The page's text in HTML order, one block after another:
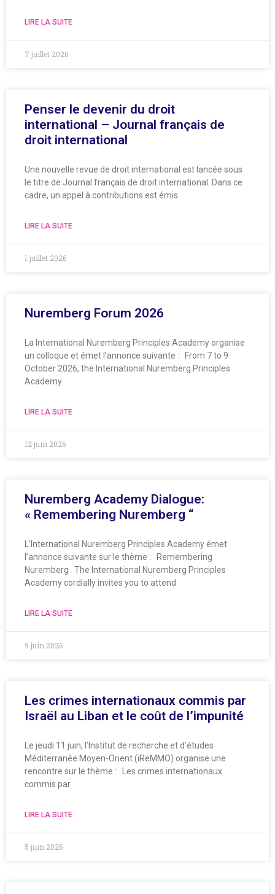
LIRE LA SUITE
7 juillet 2026
Penser le devenir du droit
international – Journal français de
droit international
Une nouvelle revue de droit international est lancée sous
le titre de Journal français de droit international. Dans ce
cadre, un appel à contributions est émis
LIRE LA SUITE
1 juillet 2026
Nuremberg Forum 2026
La International Nuremberg Principles Academy organise
un colloque et émet l’annonce suivante : From 7 to 9
October 2026, the International Nuremberg Principles
Academy
LIRE LA SUITE
12 juin 2026
Nuremberg Academy Dialogue:
« Remembering Nuremberg “
L’International Nuremberg Principles Academy émet
l’annonce suivante sur le thème : Remembering
Nuremberg The International Nuremberg Principles
Academy cordially invites you to attend
LIRE LA SUITE
9 juin 2026
Les crimes internationaux commis par
Israël au Liban et le coût de l’impunité
Le jeudi 11 juin, l’Institut de recherche et d’études
Méditerranée Moyen-Orient (iReMMO) organise une
rencontre sur le thème : Les crimes internationaux
commis par
LIRE LA SUITE
5 juin 2026